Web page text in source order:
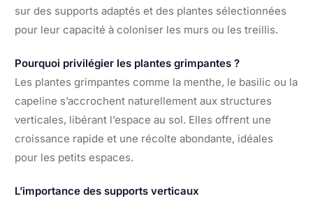
sur des supports adaptés et des plantes sélectionnées
pour leur capacité à coloniser les murs ou les treillis.
Pourquoi privilégier les plantes grimpantes ?
Les plantes grimpantes comme la menthe, le basilic ou la
capeline s’accrochent naturellement aux structures
verticales, libérant l’espace au sol. Elles offrent une
croissance rapide et une récolte abondante, idéales
pour les petits espaces.
L’importance des supports verticaux